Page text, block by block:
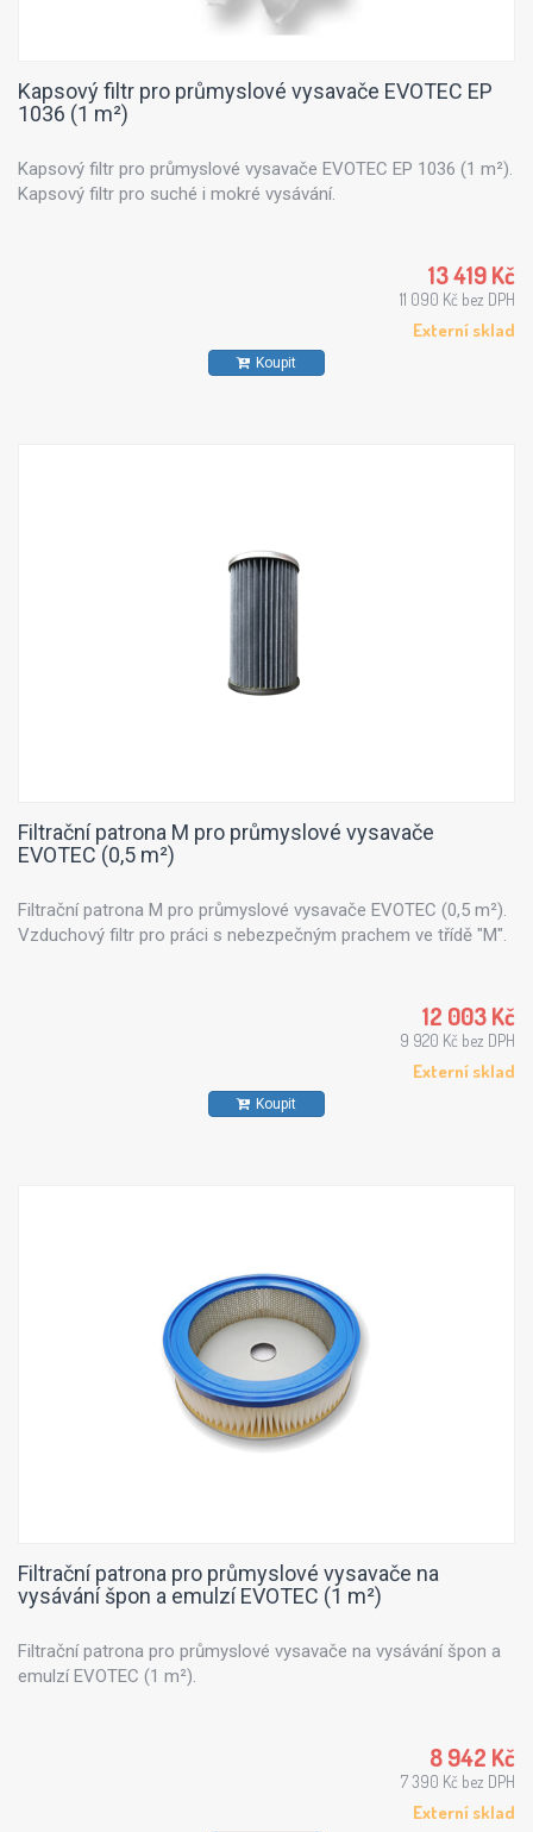
Kapsový filtr pro průmyslové vysavače EVOTEC EP
1036 (1 m²)
Kapsový filtr pro průmyslové vysavače EVOTEC EP 1036 (1 m²).
Kapsový filtr pro suché i mokré vysávání.
13 419 Kč
11 090 Kč bez DPH
Externí sklad
Koupit
Filtrační patrona M pro průmyslové vysavače
EVOTEC (0,5 m²)
Filtrační patrona M pro průmyslové vysavače EVOTEC (0,5 m²).
Vzduchový filtr pro práci s nebezpečným prachem ve třídě "M".
12 003 Kč
9 920 Kč bez DPH
Externí sklad
Koupit
Filtrační patrona pro průmyslové vysavače na
vysávání špon a emulzí EVOTEC (1 m²)
Filtrační patrona pro průmyslové vysavače na vysávání špon a
emulzí EVOTEC (1 m²).
8 942 Kč
7 390 Kč bez DPH
Externí sklad